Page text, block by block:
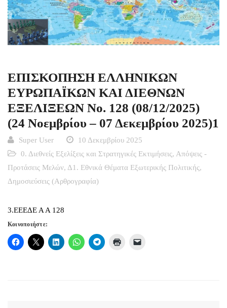
ΕΠΙΣΚΟΠΗΣΗ ΕΛΛΗΝΙΚΩΝ
ΕΥΡΩΠΑΪΚΩΝ ΚΑΙ ΔΙΕΘΝΩΝ
ΕΞΕΛΙΞΕΩΝ Νο. 128 (08/12/2025)
(24 Νοεμβρίου – 07 Δεκεμβρίου 2025)1
Super User
10 Δεκεμβρίου 2025
0. Διεθνείς Εξελίξεις και Στρατηγικές Εκτιμήσεις, Απόψεις -
Προτάσεις Μελών, Δ1. Εθνικά Θέματα Εξωτερικής Πολιτικής,
Δημοσιεύσεις (Αρθρογραφία)
3.ΕΕΕΔΕ Α Α 128
Κοινοποιήστε: